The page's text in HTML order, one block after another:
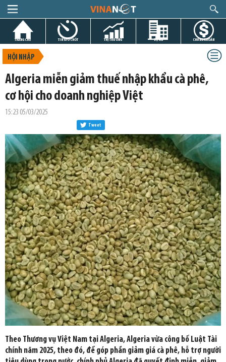
TRANG CHỦ TIN GIỜ CHÓT THỊ TRƯỜNG DỰ ÁN CHỨNG KHOÁN
HỘI NHẬP
Algeria miễn giảm thuế nhập khẩu cà phê,
cơ hội cho doanh nghiệp Việt
15:23 05/03/2025
Tweet
Theo Thương vụ Việt Nam tại Algeria, Algeria vừa công bố Luật Tài
chính năm 2025, theo đó, để góp phần giảm giá cà phê, hỗ trợ người